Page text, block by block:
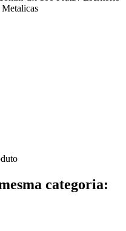
categoria: